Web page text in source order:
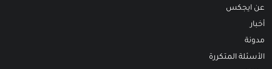
عن ايجكس
أخبار
مدونة
الأسئلة المتكررة